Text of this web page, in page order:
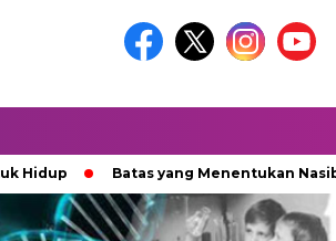
Batas yang Menentukan Nasib Bintang